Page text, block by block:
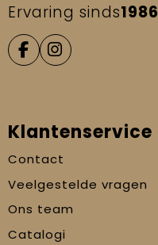
Ervaring sinds1986
Klantenservice
Contact
Veelgestelde vragen
Ons team
Catalogi